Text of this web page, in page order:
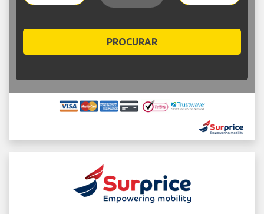
PROCURAR